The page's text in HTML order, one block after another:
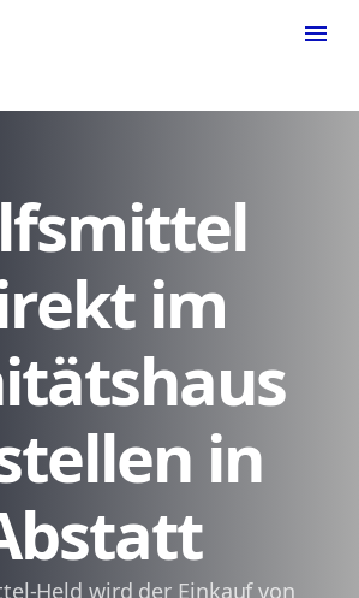
menu
im
in
Held wird der Einkauf von